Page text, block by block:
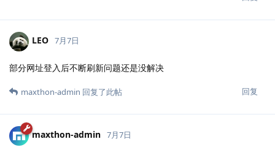
LEO 7月7日
部分网址登入后不断刷新问题还是没解决
回复
maxthon-admin 回复了此帖
maxthon-admin 7月7日